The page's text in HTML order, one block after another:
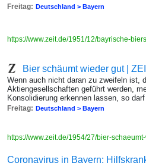
Freitag: Deutschland > Bayern
https://www.zeit.de/1951/12/bayrische-
Bier schäumt wieder gut |
Wenn auch nicht daran zu zweifeln ist,
Aktiengesellschaften geführt werden,
Konsolidierung erkennen lassen, so
Freitag: Deutschland > Bayern
https://www.zeit.de/1954/27/bier-
Coronavirus in Bayern: